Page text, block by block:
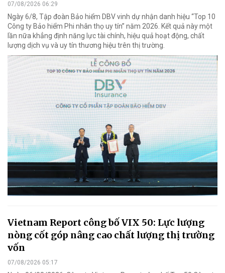
07/08/2026 06:29
Ngày 6/8, Tập đoàn Bảo hiểm DBV vinh dự nhận danh hiệu “Top 10
Công ty Bảo hiểm Phi nhân thọ uy tín” năm 2026. Kết quả này một
lần nữa khẳng định năng lực tài chính, hiệu quả hoạt động, chất
lượng dịch vụ và uy tín thương hiệu trên thị trường.
Vietnam Report công bố VIX 50: Lực lượng
nòng cốt góp nâng cao chất lượng thị trường
vốn
07/08/2026 05:17